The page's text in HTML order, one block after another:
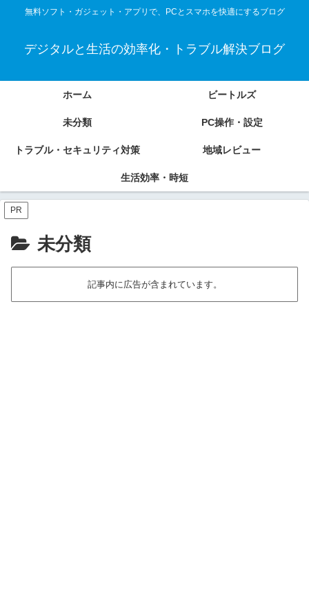
無料ソフト・ガジェット・アプリで、PCとスマホを快適にするブログ
デジタルと生活の効率化・トラブル解決ブログ
ホーム ビートルズ
未分類 PC操作・設定
トラブル・セキュリティ対策 地域レビュー
生活効率・時短
PR
未分類
記事内に広告が含まれています。